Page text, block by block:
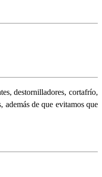
destornilladores, cortafrío,
además de que evitamos que